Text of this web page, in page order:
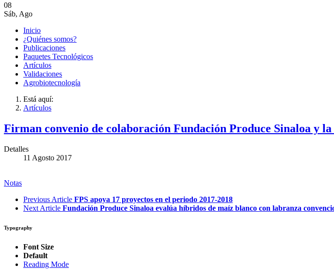
08
Sáb, Ago
Inicio
¿Quiénes somos?
Publicaciones
Paquetes Tecnológicos
Artículos
Validaciones
Agrobiotecnología
Está aquí:
Artículos
Firman convenio de colaboración Fundación Produce Sinaloa y
Detalles
11 Agosto 2017
Notas
Previous Article FPS apoya 17 proyectos en el periodo 2017-2018
Next Article Fundación Produce Sinaloa evalúa híbridos de maíz blanco con labranza
Typography
Font Size
Default
Reading Mode